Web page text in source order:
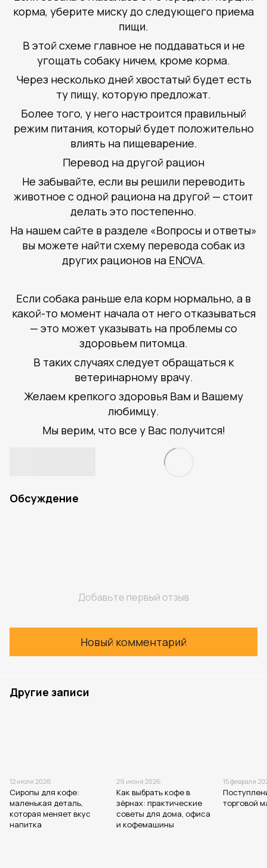
корма, уберите миску до следующего приема
пищи.
В этой схеме главное не поддаваться и не
угощать собаку ничем, кроме корма.
Через несколько дней хвостатый будет есть
ту пищу, которую предложат.
Более того, у него настроится правильный
режим питания, который будет положительно
влиять на пищеварение.
Перевод на другой рацион
Не забывайте, если вы решили переводить
животное с одной рациона на другой — стоит
делать это постепенно.
На нашем сайте в разделе «Вопросы и ответы»
вы можете найти схему перевода собак из
других рационов на ENOVA.
Если собака раньше ела корм нормально, а в
какой-то момент начала от него отказываться
— это может указывать на проблемы со
здоровьем питомца.
В таких случаях следует обращаться к
ветеринарному врачу.
Желаем крепкого здоровья Вам и Вашему
любимцу.
Мы верим, что все у Вас получится!
Обсуждение
Добавьте первый отзыв
Новый комментарий
Другие записи
12 июля 2026
Сиропы для кофе:
маленькая деталь,
которая меняет вкус
напитка
29 июня 2026
Как выбрать кофе в
зёрнах: практические
советы для дома, офиса
и кофемашины
15 февраля
торговой